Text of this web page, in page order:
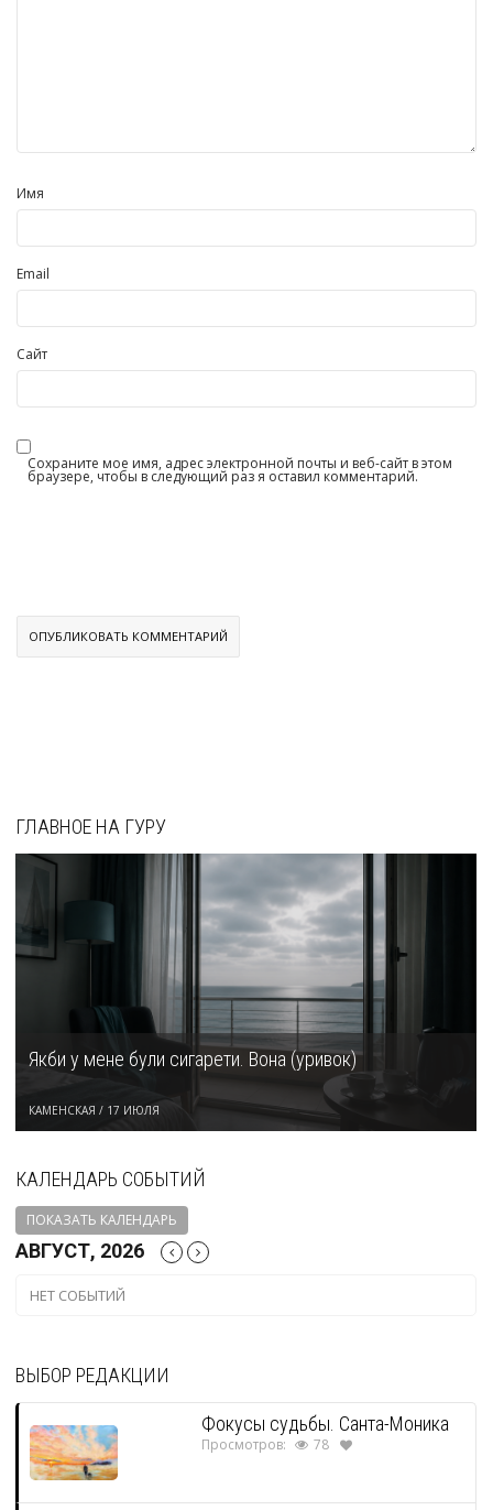
Имя
Email
Сайт
Сохраните мое имя, адрес электронной почты и веб-сайт в этом
браузере, чтобы в следующий раз я оставил комментарий.
ГЛАВНОЕ НА ГУРУ
Якби у мене були сигарети. Вона (уривок)
КАМЕНСКАЯ / 17 ИЮЛЯ
КАЛЕНДАРЬ СОБЫТИЙ
ПОКАЗАТЬ КАЛЕНДАРЬ
АВГУСТ, 2026
НЕТ СОБЫТИЙ
ВЫБОР РЕДАКЦИИ
Фокусы судьбы. Санта-Моника
Просмотров: 78